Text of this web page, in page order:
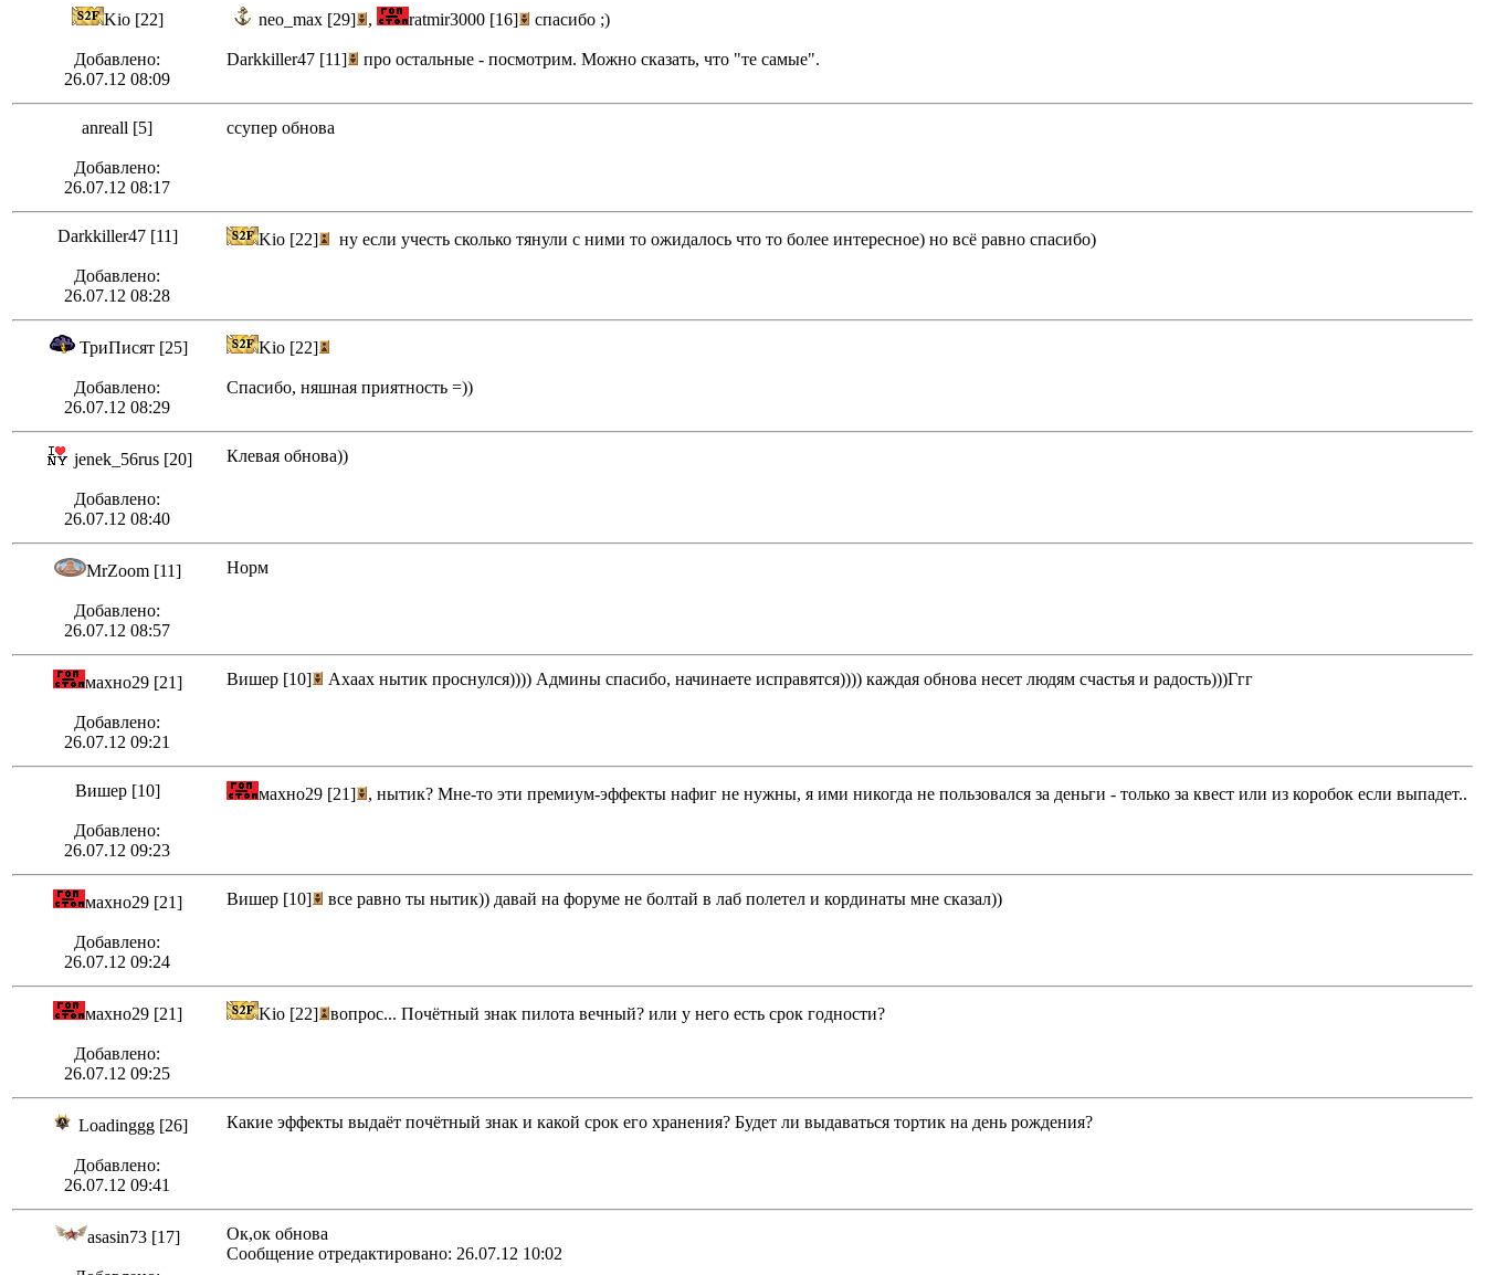
Kio [22]
Добавлено:
26.07.12 08:09
neo_max [29] , ratmir3000 [16] спасибо ;)
Darkkiller47 [11] про остальные - посмотрим. Можно сказать, что "те самые".
anreall [5]
Добавлено:
26.07.12 08:17
cсупер обнова
Darkkiller47 [11]
Добавлено:
26.07.12 08:28
Kio [22] ну если учесть сколько тянули с ними то ожидалось что то более интересное) но всё равно спасибо)
ТриПисят [25]
Добавлено:
26.07.12 08:29
Kio [22]
Спасибо, няшная приятность =))
jenek_56rus [20]
Добавлено:
26.07.12 08:40
Клевая обнова))
MrZoom [11]
Добавлено:
26.07.12 08:57
Норм
махно29 [21]
Добавлено:
26.07.12 09:21
Вишер [10] Ахаах нытик проснулся)))) Админы спасибо, начинаете исправятся)))) каждая обнова несет людям счастья и радость)))Ггг
Вишер [10]
Добавлено:
26.07.12 09:23
махно29 [21] , нытик? Мне-то эти премиум-эффекты нафиг не нужны, я ими никогда не пользовался за деньги - только за квест или из коробок если выпадет..
махно29 [21]
Добавлено:
26.07.12 09:24
Вишер [10] все равно ты нытик)) давай на форуме не болтай в лаб полетел и кординаты мне сказал))
махно29 [21]
Добавлено:
26.07.12 09:25
Kio [22] вопрос... Почётный знак пилота вечный? или у него есть срок годности?
Loadinggg [26]
Добавлено:
26.07.12 09:41
Какие эффекты выдаёт почётный знак и какой срок его хранения? Будет ли выдаваться тортик на день рождения?
asasin73 [17]
Ок,ок обнова
Сообщение отредактировано: 26.07.12 10:02